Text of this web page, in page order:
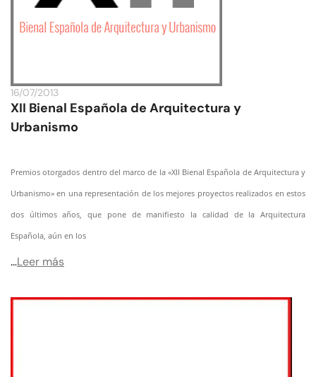
16/07/2013
XII Bienal Española de Arquitectura y
Urbanismo
Premios otorgados dentro del marco de la «XII Bienal Española de Arquitectura y
Urbanismo» en una representación de los mejores proyectos realizados en estos
dos últimos años, que pone de manifiesto la calidad de la Arquitectura
Española, aún en los
…Leer más